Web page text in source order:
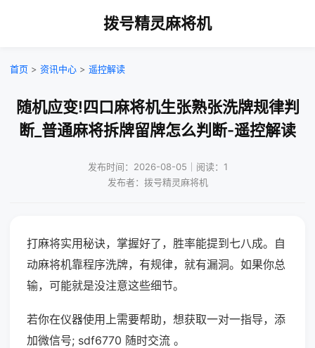
拨号精灵麻将机
首页 > 资讯中心 > 遥控解读
随机应变!四口麻将机生张熟张洗牌规律判
断_普通麻将拆牌留牌怎么判断-遥控解读
发布时间：2026-08-05｜阅读：1
发布者：拨号精灵麻将机
打麻将实用秘诀，掌握好了，胜率能提到七八成。自
动麻将机靠程序洗牌，有规律，就有漏洞。如果你总
输，可能就是没注意这些细节。
若你在仪器使用上需要帮助，想获取一对一指导，添
加微信号; sdf6770 随时交流 。